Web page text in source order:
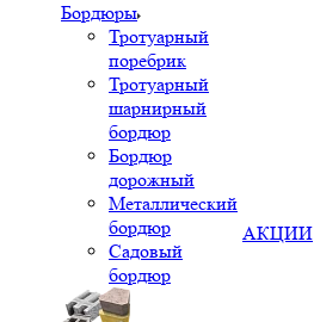
Бордюры
Тротуарный
поребрик
Тротуарный
шарнирный
бордюр
Бордюр
дорожный
Металлический
бордюр
Садовый
бордюр
АКЦИИ